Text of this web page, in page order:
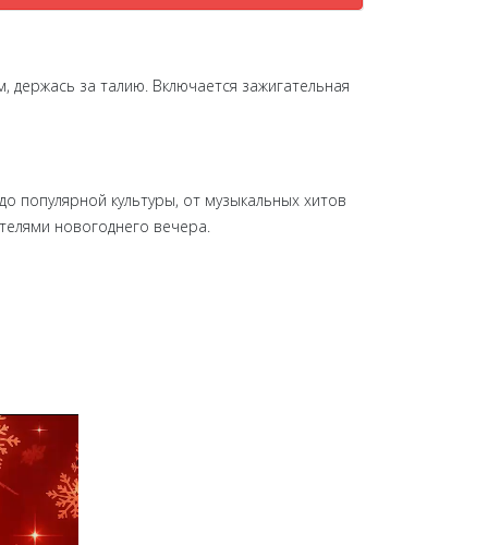
держась за талию. Включается зажигательная
культуры, от музыкальных хитов
новогоднего вечера.